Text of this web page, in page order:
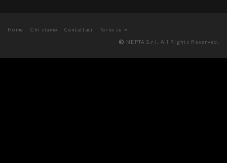
Home Chi siamo Contattaci
Torna su
NEPTA S.r.l. All Rights Reserved.